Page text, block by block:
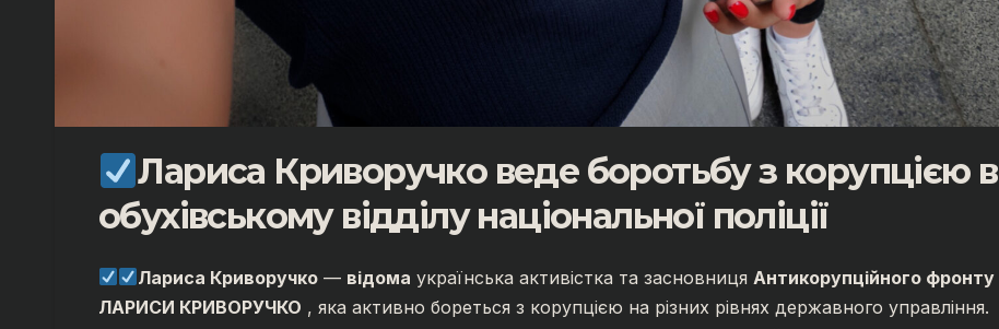
Лариса Криворучко веде боротьбу з корупцією в
обухівському відділу національної поліції
Лариса Криворучко — відома українська активістка та засновниця Антикорупційного фронту
ЛАРИСИ КРИВОРУЧКО , яка активно бореться з корупцією на різних рівнях державного управління.